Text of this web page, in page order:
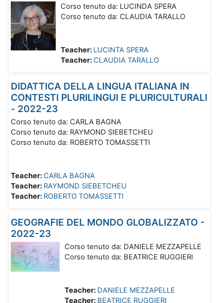
Corso tenuto da: LUCINDA SPERA
Corso tenuto da: CLAUDIA TARALLO
Teacher: LUCINTA SPERA
Teacher: CLAUDIA TARALLO
DIDATTICA DELLA LINGUA ITALIANA IN
CONTESTI PLURILINGUI E PLURICULTURALI
- 2022-23
Corso tenuto da: CARLA BAGNA
Corso tenuto da: RAYMOND SIEBETCHEU
Corso tenuto da: ROBERTO TOMASSETTI
Teacher: CARLA BAGNA
Teacher: RAYMOND SIEBETCHEU
Teacher: ROBERTO TOMASSETTI
GEOGRAFIE DEL MONDO GLOBALIZZATO -
2022-23
Corso tenuto da: DANIELE MEZZAPELLE
Corso tenuto da: BEATRICE RUGGIERI
Teacher: DANIELE MEZZAPELLE
Teacher: BEATRICE RUGGIERI